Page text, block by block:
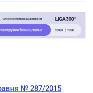
№ 287/2015